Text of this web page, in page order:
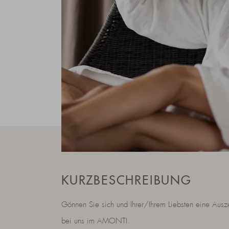
KURZBESCHREIBUNG
Gönnen Sie sich und Ihrer/Ihrem Liebsten eine
bei uns im AMONTI.